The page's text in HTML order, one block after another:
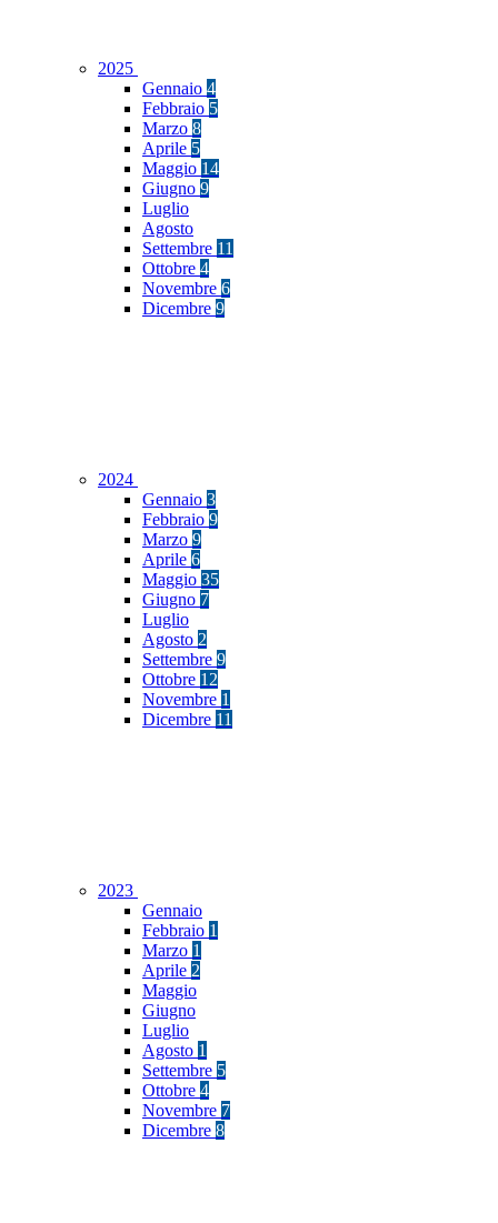
2025
Gennaio 4
Febbraio 5
Marzo 8
Aprile 5
Maggio 14
Giugno 9
Luglio
Agosto
Settembre 11
Ottobre 4
Novembre 6
Dicembre 9
2024
Gennaio 3
Febbraio 9
Marzo 9
Aprile 6
Maggio 35
Giugno 7
Luglio
Agosto 2
Settembre 9
Ottobre 12
Novembre 1
Dicembre 11
2023
Gennaio
Febbraio 1
Marzo 1
Aprile 2
Maggio
Giugno
Luglio
Agosto 1
Settembre 5
Ottobre 4
Novembre 7
Dicembre 8